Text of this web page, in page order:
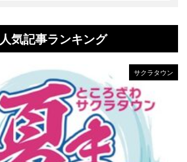
人気記事ランキング
サクラタウン